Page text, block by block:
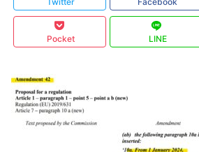
Pocket LINE